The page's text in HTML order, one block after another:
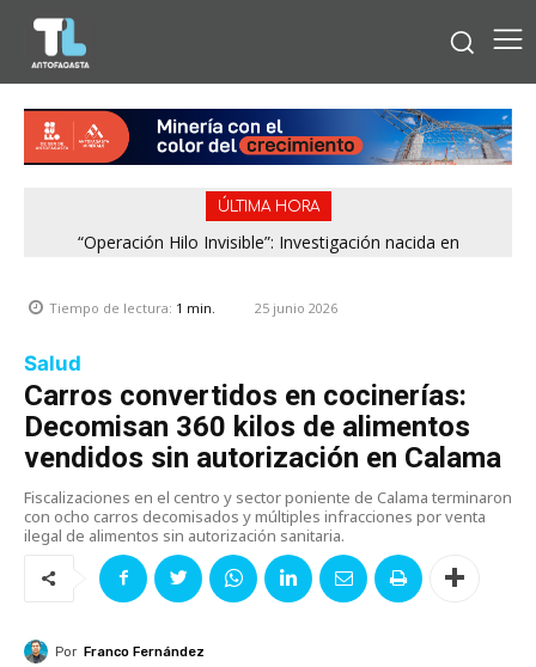
ÚLTIMA HORA
“Operación Hilo Invisible”: Investigación nacida en
Tiempo de lectura: 1 min. 25 junio 2026
Salud
Carros convertidos en cocinerías:
Decomisan 360 kilos de alimentos
vendidos sin autorización en Calama
Fiscalizaciones en el centro y sector poniente de Calama terminaron
con ocho carros decomisados y múltiples infracciones por venta
ilegal de alimentos sin autorización sanitaria.
Por Franco Fernández